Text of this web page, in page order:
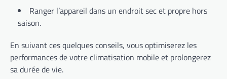
Ranger l’appareil dans un endroit sec et propre hors
saison.
En suivant ces quelques conseils, vous optimiserez les
performances de votre climatisation mobile et prolongerez
sa durée de vie.